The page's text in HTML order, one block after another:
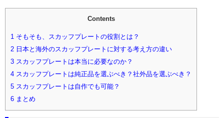
Contents
1 そもそも、スカッフプレートの役割とは？
2 日本と海外のスカッフプレートに対する考え方の違い
3 スカッフプレートは本当に必要なのか？
4 スカッフプレートは純正品を選ぶべき？社外品を選ぶべき？
5 スカッフプレートは自作でも可能？
6 まとめ